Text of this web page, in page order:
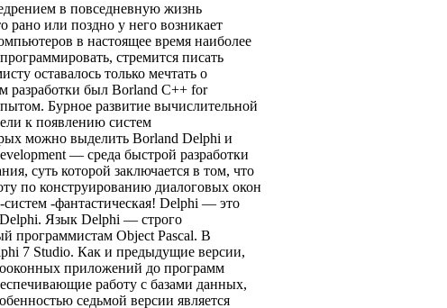
в повседневную жизнь
или поздно у него возникает
в настоящее время наиболее
стремится писать
оставалось только мечтать о
разработки был Borland C++ for
Бурное развитие вычислительной
к появлению систем
можно выделить Borland Delphi и
— среда быстрой разработки
суть которой заключается в том, что
по конструированию диалоговых окон
-фантастическая! Delphi — это
Delphi. Язык Delphi — строго
программистам Object Pascal. В
7 Studio. Как и предыдущие версии,
приложений до программ
работу с базами данных,
седьмой версии является